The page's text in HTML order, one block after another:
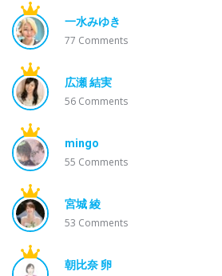
一水みゆき
77 Comments
広瀬 結実
56 Comments
mingo
55 Comments
宮城 綾
53 Comments
朝比奈 卵